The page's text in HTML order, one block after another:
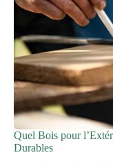
Quel Bois pour
Durables